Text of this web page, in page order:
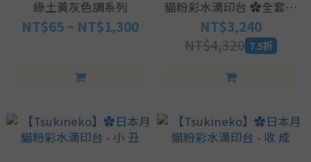
綠土黃灰色調系列
NT$65 ~ NT$1,300
貓粉彩水滴印台 ✿全套36
色送手工色票+刷筆
NT$3,240
NT$4,320 7.5折